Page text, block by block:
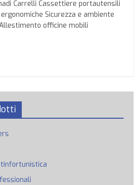
Carrelli Cassettiere portautensili
Sicurezza e ambiente
officine mobili